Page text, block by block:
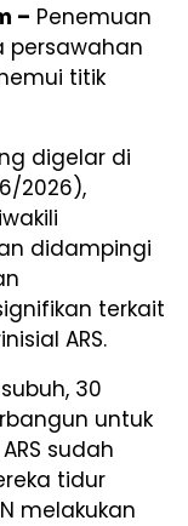
– Penemuan
persawahan
titik
digelar di
2026),
didampingi
terkait
ARS.
30
untuk
sudah
tidur
melakukan